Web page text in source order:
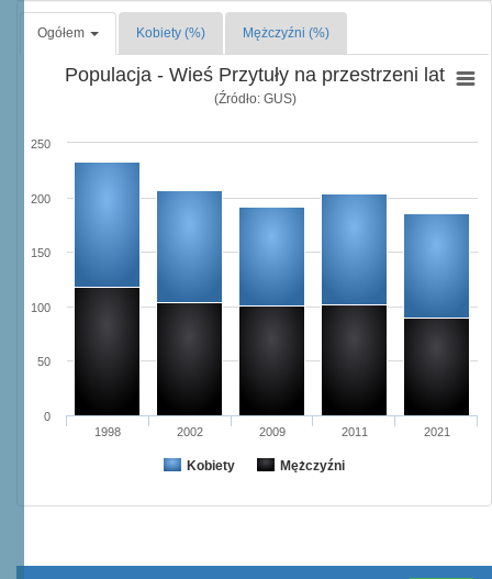
Ogółem Kobiety (%) Mężczyźni (%)
Populacja - Wieś Przytuły na przestrzeni lat
(Źródło: GUS)
Kobiety Mężczyźni
1998 2002 2009 2011 2021
0
50
100
150
200
250